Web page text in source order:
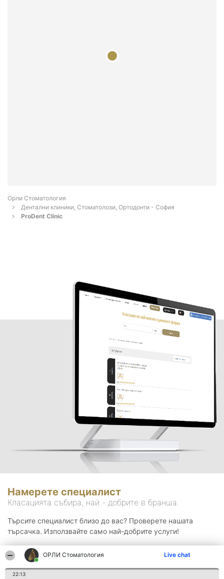
ОРЛИ Стоматология Live chat
22:13
Орли Стоматология
Дентални клиники, Стоматолози, Ортодонти - София
ProDent Clinic
Намерете специалист
Класацията събира, най - добрите в бранша.
Търсите специалист близо до вас? Проверете нашата
търсачка. Използвайте само най-добрите услуги!